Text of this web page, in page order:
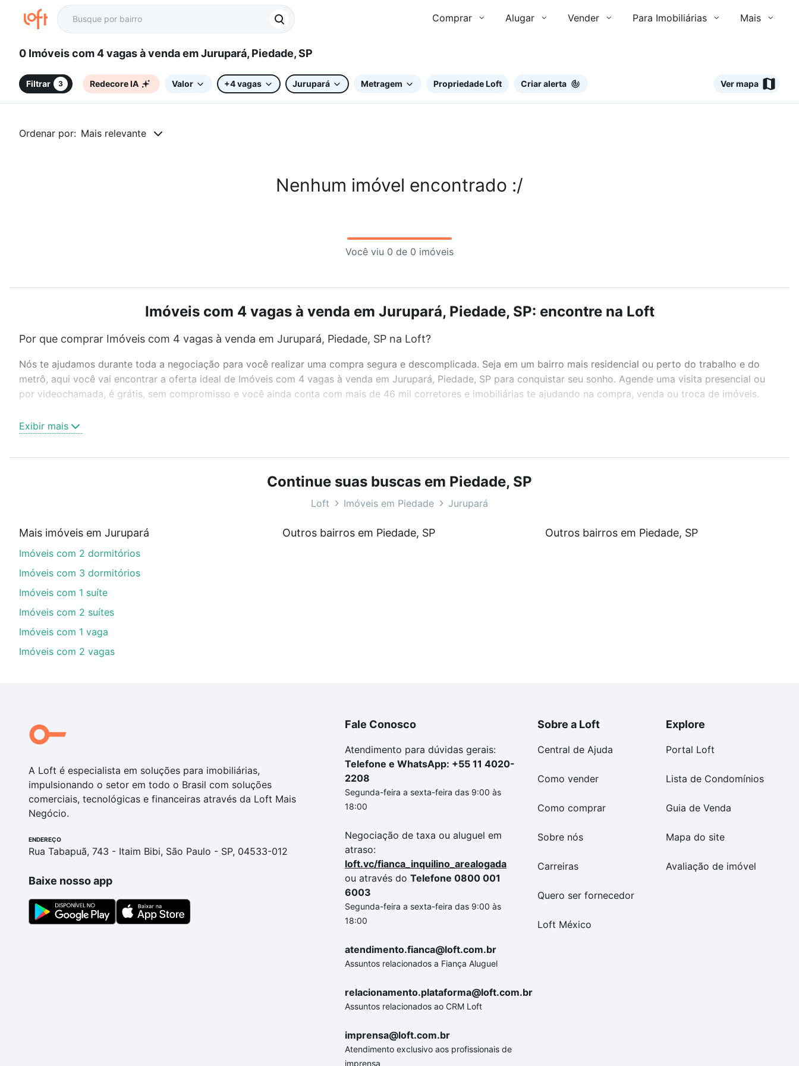
Comprar Alugar Vender Para Imobiliárias Mais
0 Imóveis com 4 vagas à venda em Jurupará, Piedade, SP
Filtrar 3 Redecore IA Valor +4 vagas Jurupará Metragem Propriedade Loft Criar alerta Ver mapa
Ordenar por: Mais relevante
Nenhum imóvel encontrado :/
Você viu 0 de 0 imóveis
Imóveis com 4 vagas à venda em Jurupará, Piedade, SP: encontre na Loft
Por que comprar Imóveis com 4 vagas à venda em Jurupará, Piedade, SP na Loft?
Nós te ajudamos durante toda a negociação para você realizar uma compra segura e descomplicada. Seja em um bairro mais residencial ou perto do trabalho e do
metrô, aqui você vai encontrar a oferta ideal de Imóveis com 4 vagas à venda em Jurupará, Piedade, SP para conquistar seu sonho. Agende uma visita presencial ou
por videochamada, é grátis, sem compromisso e você ainda conta com mais de 46 mil corretores e imobiliárias te ajudando na compra, venda ou troca de imóveis.
ou sem vaga de garagem para combinar perfeitamente com o preço, metragem e comodidades, como piscina, academia, salão de festas ou área verde e encontrar
Imóveis com 4 vagas à venda em Jurupará, Piedade, SP ideal para você na Loft.
Qual o preço de Imóveis com 4 vagas à venda em Jurupará, Piedade, SP?
Aqui na Loft temos a oferta ideal para você, com Imóveis com 4 vagas à venda em Jurupará, Piedade, SP que custam a partir de R$ 0 e com nossas opções de
financiamento imobiliário as parcelas podem se adequar ao seu orçamento. Se ainda tem alguma dúvida dos custos envolvidos no processo de compra, veja em nosso
portal quanto custa comprar um apartamento
Exibir mais
Continue suas buscas em Piedade, SP
Loft Imóveis em Piedade Jurupará
Mais imóveis em Jurupará
Imóveis com 2 dormitórios
Imóveis com 3 dormitórios
Imóveis com 1 suíte
Imóveis com 2 suítes
Imóveis com 1 vaga
Imóveis com 2 vagas
Outros bairros em Piedade, SP Outros bairros em Piedade, SP
A Loft é especialista em soluções para imobiliárias,
impulsionando o setor em todo o Brasil com soluções
comerciais, tecnológicas e financeiras através da Loft Mais
Negócio.
ENDEREÇO
Rua Tabapuã, 743 - Itaim Bibi, São Paulo - SP, 04533-012
Baixe nosso app
Fale Conosco
Atendimento para dúvidas gerais:
Telefone e WhatsApp: +55 11 4020-
2208
Segunda-feira a sexta-feira das 9:00 às
18:00
Negociação de taxa ou aluguel em
atraso:
loft.vc/fianca_inquilino_arealogada
ou através do Telefone 0800 001
6003
Segunda-feira a sexta-feira das 9:00 às
18:00
atendimento.fianca@loft.com.br
Assuntos relacionados a Fiança Aluguel
relacionamento.plataforma@loft.com.br
Assuntos relacionados ao CRM Loft
imprensa@loft.com.br
Atendimento exclusivo aos profissionais de
imprensa
Sobre a Loft
Central de Ajuda
Como vender
Como comprar
Sobre nós
Carreiras
Quero ser fornecedor
Loft México
Explore
Portal Loft
Lista de Condomínios
Guia de Venda
Mapa do site
Avaliação de imóvel